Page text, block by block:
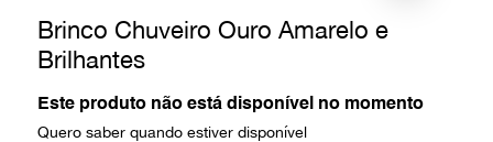
Brinco Chuveiro Ouro Amarelo e
Brilhantes
Este produto não está disponível no momento
Quero saber quando estiver disponível
vestido
paula raia